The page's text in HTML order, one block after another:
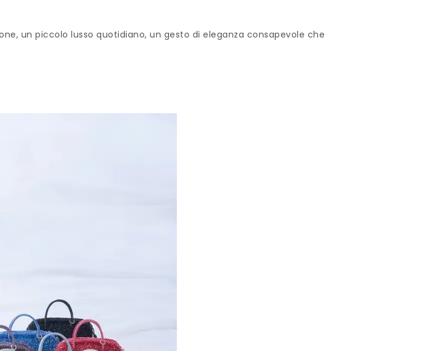
un piccolo lusso quotidiano, un gesto di eleganza consapevole che